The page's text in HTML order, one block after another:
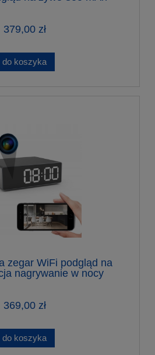
379,00 zł
do koszyka
zegar WiFi podgląd na
nagrywanie w nocy
369,00 zł
do koszyka